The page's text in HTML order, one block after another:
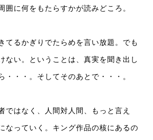
囲に何をもたらすかが読みどころ。
てるかぎりでたらめを言い放題。でも
ない。ということは、真実を聞き出し
・・・。そしてそのあとで・・・。
ではなく、人間対人間、もっと言え
なっていく。キング作品の核にあるの